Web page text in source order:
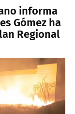
informa
Gómez ha
Regional